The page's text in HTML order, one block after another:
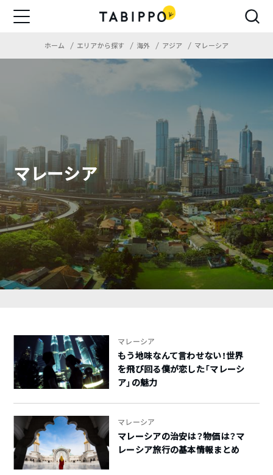
ホーム エリアから探す 海外 アジア マレーシア
マレーシア
マレーシア
もう地味なんて言わせない！世界
を飛び回る僕が恋した「マレーシ
ア」の魅力
マレーシア
マレーシアの治安は？物価は？マ
レーシア旅行の基本情報まとめ